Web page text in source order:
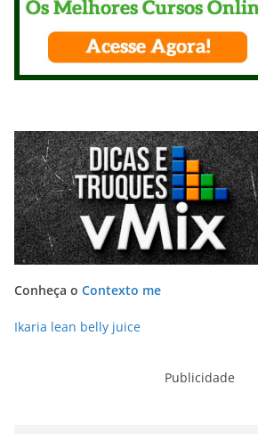
Conheça o Contexto me
Ikaria lean belly juice
Publicidade